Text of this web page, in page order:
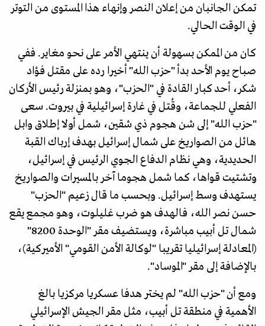
تمكن الجانبان من إعلان النصر وإنهاء هذا المستوى من التوتر
في الوقت الحالي.
كان من الممكن بسهولة أن ينتهي الأمر على نحو مغاير. ففي
صباح يوم الأحد بدأ "حزب الله" أخيرا رده على مقتل فؤاد
شكر، أحد كبار القادة في "الحزب"، وهو بمنزلة رئيس الأركان
الفعلي للجماعة، وقُتل في غارة إسرائيلية في بيروت. سعى
"حزب الله" إلى شن هجوم ذي شقين، شمل أولا إطلاق وابل
هائل من الصواريخ على شمال إسرائيل بهدف إرباك القبة
الحديدية، وهي نظام الدفاع الجوي الرئيس في إسرائيل،
وتشتيت قواها، كما شمل هجوما آخر بالمسيرات والصواريخ
يستهدف وسط إسرائيل. وبحسب ما قال زعيم "الحزب"
حسن نصر الله، فالهدف هو ضرب غليلوت، وهو مجمع يقع
شمال تل أبيب مباشرة، ويستضيف مقر "الوحدة 8200"
(المعادلة إسرائيليا تقريبا "لوكالة الأمن القومي" الأميركية)،
بالإضافة إلى مقر "الموساد".
ومع أن "حزب الله" لم يختر هدفا عسكريا مركزيا بالغ
الأهمية في منطقة تل أبيب، مثل مقر الجيش الإسرائيلي